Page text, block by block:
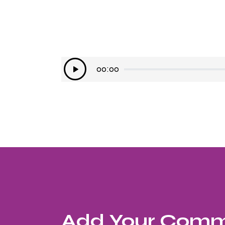
Lecteur
audio
00:00
Add Your